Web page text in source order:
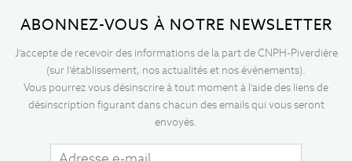
ABONNEZ-VOUS À NOTRE NEWSLETTER
J’accepte de recevoir des informations de la part de CNPH-Piverdière
(sur l’établissement, nos actualités et nos événements).
Vous pourrez vous désinscrire à tout moment à l’aide des liens de
désinscription figurant dans chacun des emails qui vous seront
envoyés.